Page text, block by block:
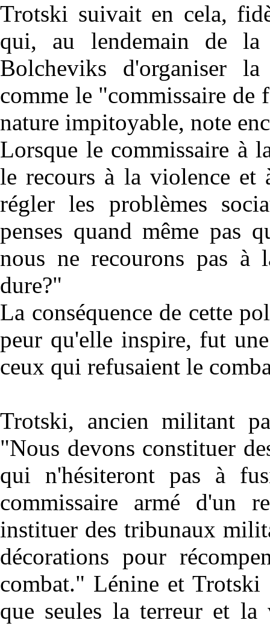
Trotski suivait en cela,
qui, au lendemain de la
Bolcheviks d'organiser
comme le "commissaire de
nature impitoyable, note
Lorsque le commissaire à
le recours à la violence et
régler les problèmes
penses quand même pas
nous ne recourons pas à
dure?"
La conséquence de cette
peur qu'elle inspire, fut
ceux qui refusaient le
Trotski, ancien militant
"Nous devons constituer
qui n'hésiteront pas à
commissaire armé d'un
instituer des tribunaux
décorations pour
combat." Lénine et
que seules la terreur et la